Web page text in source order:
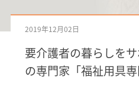
2019年12月02日
要介護者の暮らしを
の専門家「福祉用具